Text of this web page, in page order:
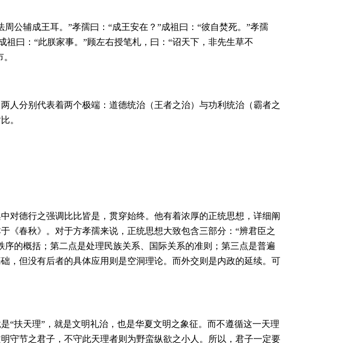
公辅成王耳。”孝孺曰：“成王安在？”成祖曰：“彼自焚死。”孝孺
祖曰：“此朕家事。”顾左右授笔札，曰：“诏天下，非先生草不
人分别代表着两个极端：道德统治（王者之治）与功利统治（霸者之
。
对德行之强调比比皆是，贯穿始终。他有着浓厚的正统思想，详细阐
《春秋》。对于方孝孺来说，正统思想大致包含三部分：“辨君臣之
的概括；第二点是处理民族关系、国际关系的准则；第三点是普遍
，但没有后者的具体应用则是空洞理论。而外交则是内政的延续。可
“扶天理”，就是文明礼治，也是华夏文明之象征。而不遵循这一天理
守节之君子，不守此天理者则为野蛮纵欲之小人。所以，君子一定要